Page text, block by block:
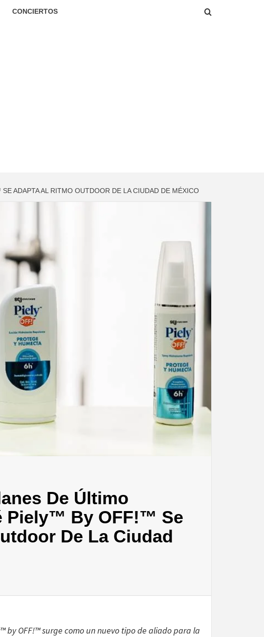
CONCIERTOS
ADAPTA AL RITMO OUTDOOR DE LA CIUDAD DE MÉXICO
De Último
Piely™ By OFF!™ Se
De La Ciudad
by OFF!™ surge como un nuevo tipo de aliado para la